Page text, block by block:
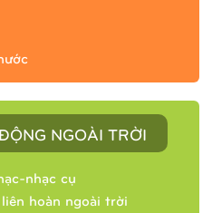
NGOÀI TRỜI
nhạc cụ
hoàn ngoài trời